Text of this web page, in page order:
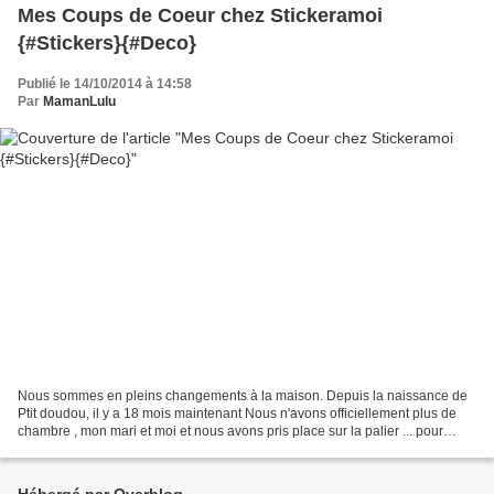
Mes Coups de Coeur chez Stickeramoi
{#Stickers}{#Deco}
Publié le 14/10/2014 à 14:58
Par MamanLulu
Nous sommes en pleins changements à la maison. Depuis la naissance de
Ptit doudou, il y a 18 mois maintenant Nous n'avons officiellement plus de
chambre , mon mari et moi et nous avons pris place sur la palier ... pour